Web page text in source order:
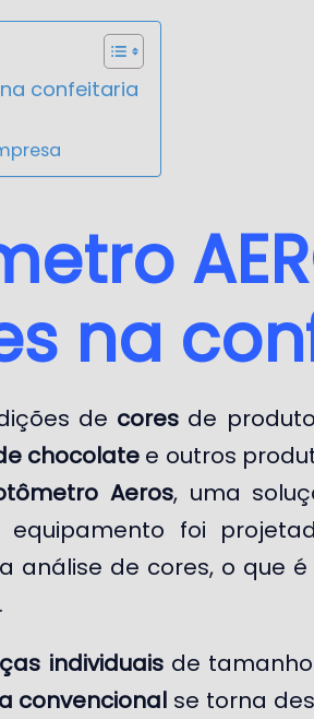
confeitaria
na
de cores de
chocolate e outros
Aeros, uma
equipamento foi
análise de cores, o que
individuaisde tamanho
convencional se torna